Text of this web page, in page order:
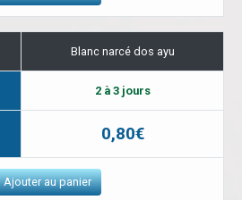
Blanc narcé dos ayu
2 à 3 jours
0,80€
Ajouter au panier